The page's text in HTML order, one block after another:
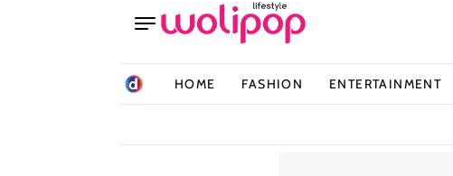
HOME FASHION ENTERTAINMENT